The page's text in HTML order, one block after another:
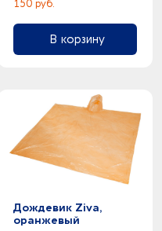
150 руб.
В корзину
Дождевик Ziva,
оранжевый